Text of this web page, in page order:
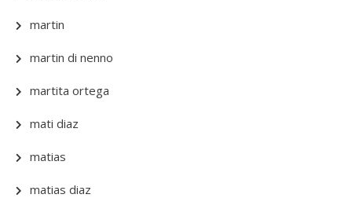
martin
martin di nenno
martita ortega
mati diaz
matias
matias diaz